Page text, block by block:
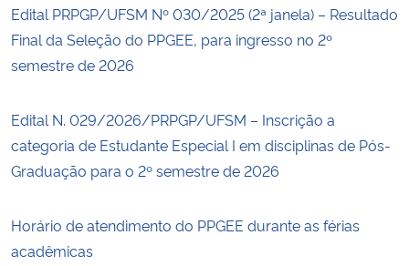
Edital PRPGP/UFSM Nº 030/2025 (2ª janela) – Resultado
Final da Seleção do PPGEE, para ingresso no 2º
semestre de 2026
Edital N. 029/2026/PRPGP/UFSM – Inscrição a
categoria de Estudante Especial I em disciplinas de Pós-
Graduação para o 2º semestre de 2026
Horário de atendimento do PPGEE durante as férias
acadêmicas